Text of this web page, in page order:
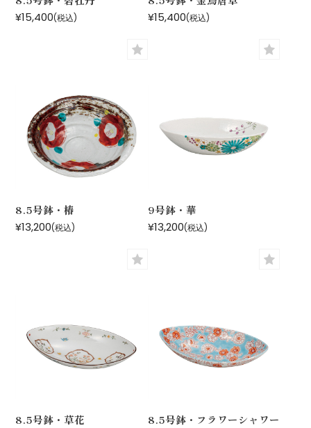
¥15,400(税込)
¥15,400(税込)
8.5号鉢・椿
¥13,200(税込)
9号鉢・華
¥13,200(税込)
8.5号鉢・草花
8.5号鉢・フラワーシャワー